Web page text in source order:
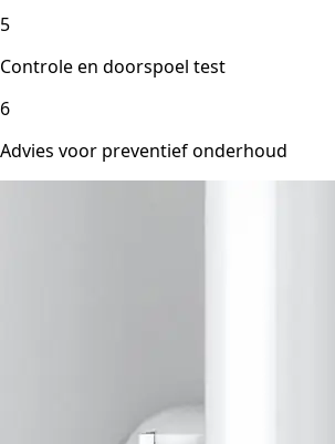
5
Controle en doorspoel test
6
Advies voor preventief onderhoud